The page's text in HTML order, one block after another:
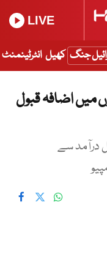
LIVE
جنگ کھیل انٹرٹینمنٹ
میں اضافہ قبول
درآمد سے